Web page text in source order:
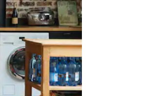
確認することができます。